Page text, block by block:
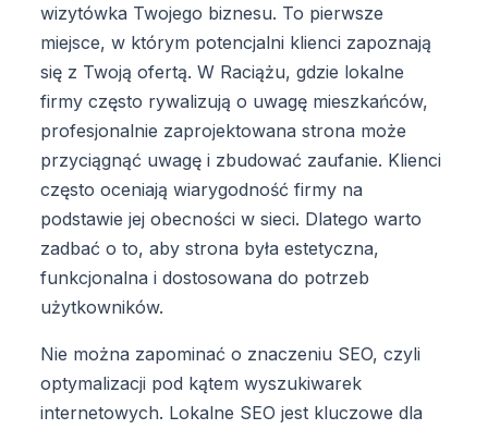
wizytówka Twojego biznesu. To pierwsze
miejsce, w którym potencjalni klienci zapoznają
się z Twoją ofertą. W Raciążu, gdzie lokalne
firmy często rywalizują o uwagę mieszkańców,
profesjonalnie zaprojektowana strona może
przyciągnąć uwagę i zbudować zaufanie. Klienci
często oceniają wiarygodność firmy na
podstawie jej obecności w sieci. Dlatego warto
zadbać o to, aby strona była estetyczna,
funkcjonalna i dostosowana do potrzeb
użytkowników.
Nie można zapominać o znaczeniu SEO, czyli
optymalizacji pod kątem wyszukiwarek
internetowych. Lokalne SEO jest kluczowe dla